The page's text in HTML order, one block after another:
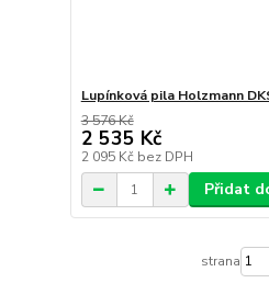
Lupínková pila Holzmann
3 576 Kč
2 535 Kč
2 095 Kč bez DPH
Přidat
strana